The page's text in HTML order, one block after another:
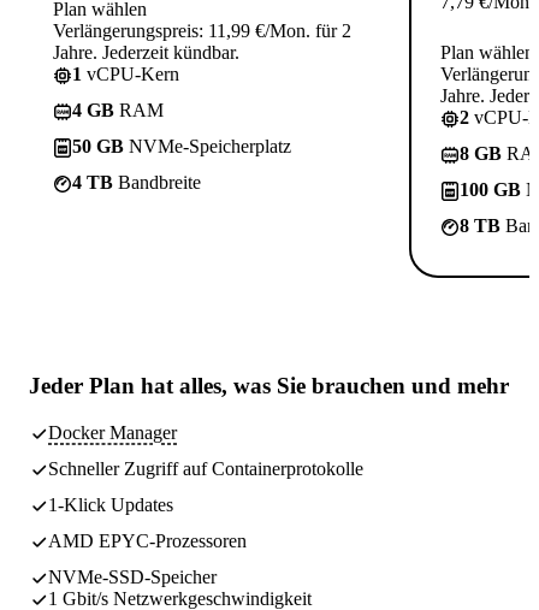
Plan wählen
Verlängerungspreis: 11,99 €/Mon. für 2
Jahre. Jederzeit kündbar.
1 vCPU-Kern
4 GB RAM
50 GB NVMe-Speicherplatz
4 TB Bandbreite
Plan wählen
Jahre.
2 vCPU-
8 GB
100 GB
8 TB
Jeder Plan hat alles, was Sie brauchen und mehr
Docker Manager
Schneller Zugriff auf Containerprotokolle
1-Klick Updates
AMD EPYC-Prozessoren
NVMe-SSD-Speicher
1 Gbit/s Netzwerkgeschwindigkeit